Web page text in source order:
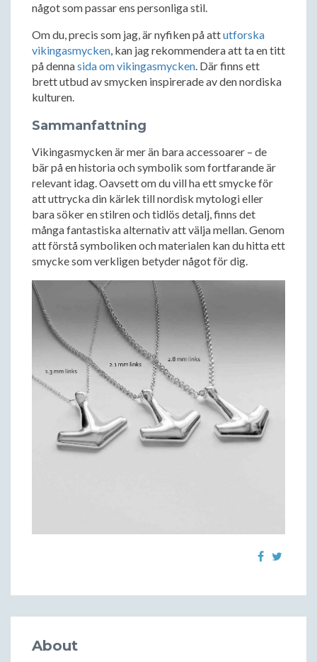
något som passar ens personliga stil.
Om du, precis som jag, är nyfiken på attutforska
vikingasmycken, kan jag rekommendera att ta en titt
på dennasida om vikingasmycken. Där finns ett
brett utbud av smycken inspirerade av den nordiska
kulturen.
Sammanfattning
Vikingasmycken är mer än bara accessoarer – de
bär på en historia och symbolik som fortfarande är
relevant idag. Oavsett om du vill ha ett smycke för
att uttrycka din kärlek till nordisk mytologi eller
bara söker en stilren och tidlös detalj, finns det
många fantastiska alternativ att välja mellan. Genom
att förstå symboliken och materialen kan du hitta ett
smycke som verkligen betyder något för dig.
About